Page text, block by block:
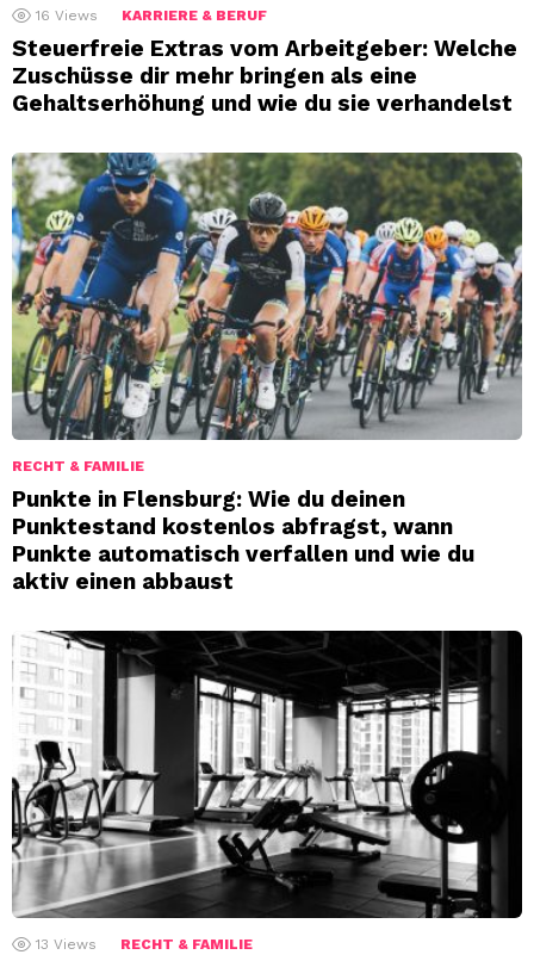
16 Views KARRIERE & BERUF
Steuerfreie Extras vom Arbeitgeber: Welche
Zuschüsse dir mehr bringen als eine
Gehaltserhöhung und wie du sie verhandelst
RECHT & FAMILIE
Punkte in Flensburg: Wie du deinen
Punktestand kostenlos abfragst, wann
Punkte automatisch verfallen und wie du
aktiv einen abbaust
13 Views RECHT & FAMILIE